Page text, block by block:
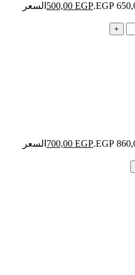
500,00 EGP
السعر
700,00 EGP
السعر